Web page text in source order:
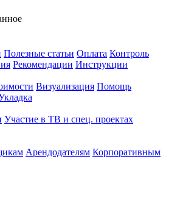
Полезные статьи Оплата Контроль
Рекомендации Инструкции
Визуализация Помощь
Участие в ТВ и спец. проектах
Арендодателям Корпоративным